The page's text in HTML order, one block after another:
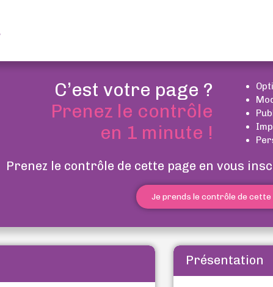
C’est votre page ?
Prenez le contrôle
en 1 minute !
Prenez le contrôle de cette page en vous
Je prends le contrôle de cette
Présentation